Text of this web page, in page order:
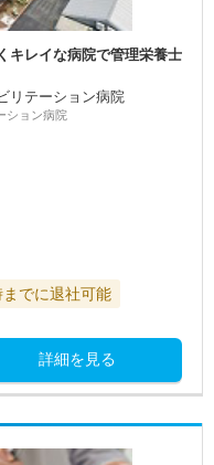
キレイな病院で管理栄養士
リテーション病院
ション病院
までに退社可能
詳細を見る